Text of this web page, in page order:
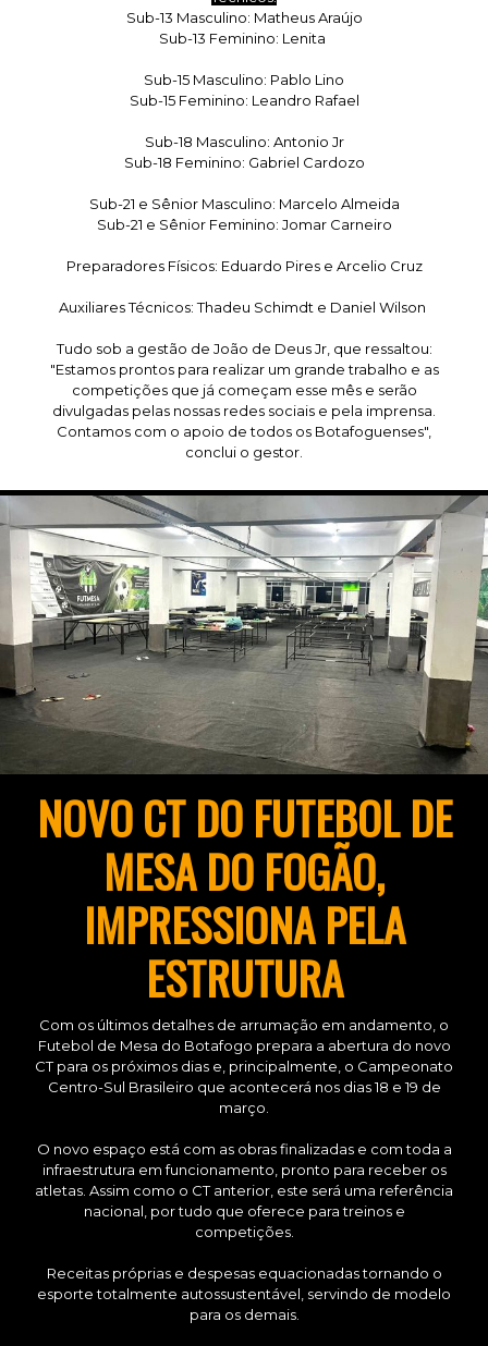
Sub-13 Masculino: Matheus Araújo
Sub-13 Feminino: Lenita
Sub-15 Masculino: Pablo Lino
Sub-15 Feminino: Leandro Rafael
Sub-18 Masculino: Antonio Jr
Sub-18 Feminino: Gabriel Cardozo
Sub-21 e Sênior Masculino: Marcelo Almeida
Sub-21 e Sênior Feminino: Jomar Carneiro
Preparadores Físicos: Eduardo Pires e Arcelio Cruz
Auxiliares Técnicos: Thadeu Schimdt e Daniel Wilson
Tudo sob a gestão de João de Deus Jr, que ressaltou:
"Estamos prontos para realizar um grande trabalho e as
competições que já começam esse mês e serão
divulgadas pelas nossas redes sociais e pela imprensa.
Contamos com o apoio de todos os Botafoguenses",
conclui o gestor.
NOVO CT DO FUTEBOL DE
MESA DO FOGÃO,
IMPRESSIONA PELA
ESTRUTURA
Com os últimos detalhes de arrumação em andamento, o
Futebol de Mesa do Botafogo prepara a abertura do novo
CT para os próximos dias e, principalmente, o Campeonato
Centro-Sul Brasileiro que acontecerá nos dias 18 e 19 de
março.
O novo espaço está com as obras finalizadas e com toda a
infraestrutura em funcionamento, pronto para receber os
atletas. Assim como o CT anterior, este será uma referência
nacional, por tudo que oferece para treinos e
competições.
Receitas próprias e despesas equacionadas tornando o
esporte totalmente autossustentável, servindo de modelo
para os demais.